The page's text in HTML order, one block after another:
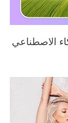
الاصطناعي